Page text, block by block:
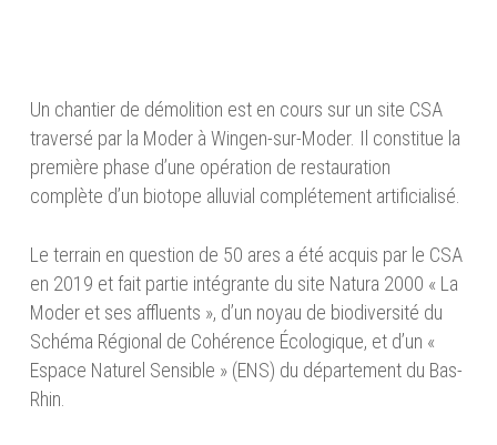
Un chantier de démolition est en cours sur un site CSA
traversé par la Moder à Wingen-sur-Moder. Il constitue la
première phase d’une opération de restauration
complète d’un biotope alluvial complétement artificialisé.
Le terrain en question de 50 ares a été acquis par le CSA
en 2019 et fait partie intégrante du site Natura 2000 « La
Moder et ses affluents », d’un noyau de biodiversité du
Schéma Régional de Cohérence Écologique, et d’un «
Espace Naturel Sensible » (ENS) du département du Bas-
Rhin.